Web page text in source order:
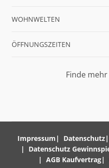
WOHNWELTEN
ÖFFNUNGSZEITEN
Finde
Impressum Datenschutz
Datenschutz
AGB Kaufvertrag